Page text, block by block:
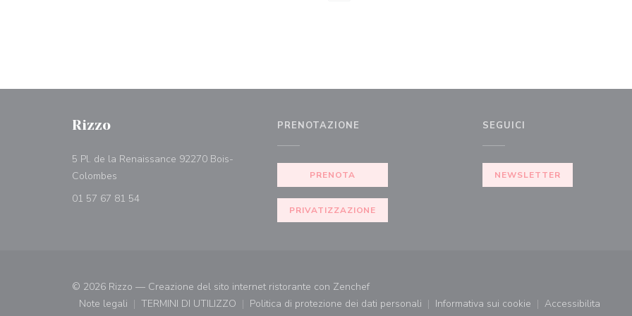
Rizzo
5 Pl. de la Renaissance 92270 Bois-
Colombes
01 57 67 81 54
PRENOTAZIONE
PRENOTA
PRIVATIZZAZIONE
SEGUICI
NEWSLETTER
© 2026 Rizzo — Creazione del sito internet ristorante con Zenchef((apre una nuova finestra))
Note legali
((apre una nuova finestra))
TERMINI DI UTILIZZO
((apre una nuova finestra))
Politica di protezione dei dati personali
((apre una nuova finestra))
Informativa sui cookie
((apre una nuova finestra))
Accessibilita
((apre una